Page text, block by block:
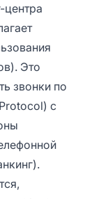
центра
Это
звонки по
с